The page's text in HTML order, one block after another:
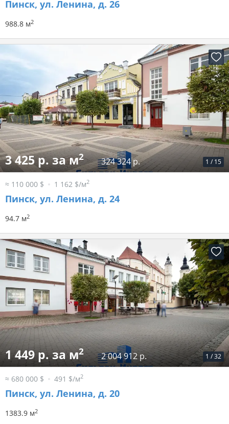
Пинск, ул. Ленина, д. 26
988.8 м2
1 / 15
3 425 р. за м2 324 324 р.
≈ 110 000 $ 1 162 $/м2
Пинск, ул. Ленина, д. 24
94.7 м2
1 /32
1 449 р. за м2 2 004 912 р.
≈ 680 000 $ 491 $/м2
Пинск, ул. Ленина, д. 20
1383.9 м2